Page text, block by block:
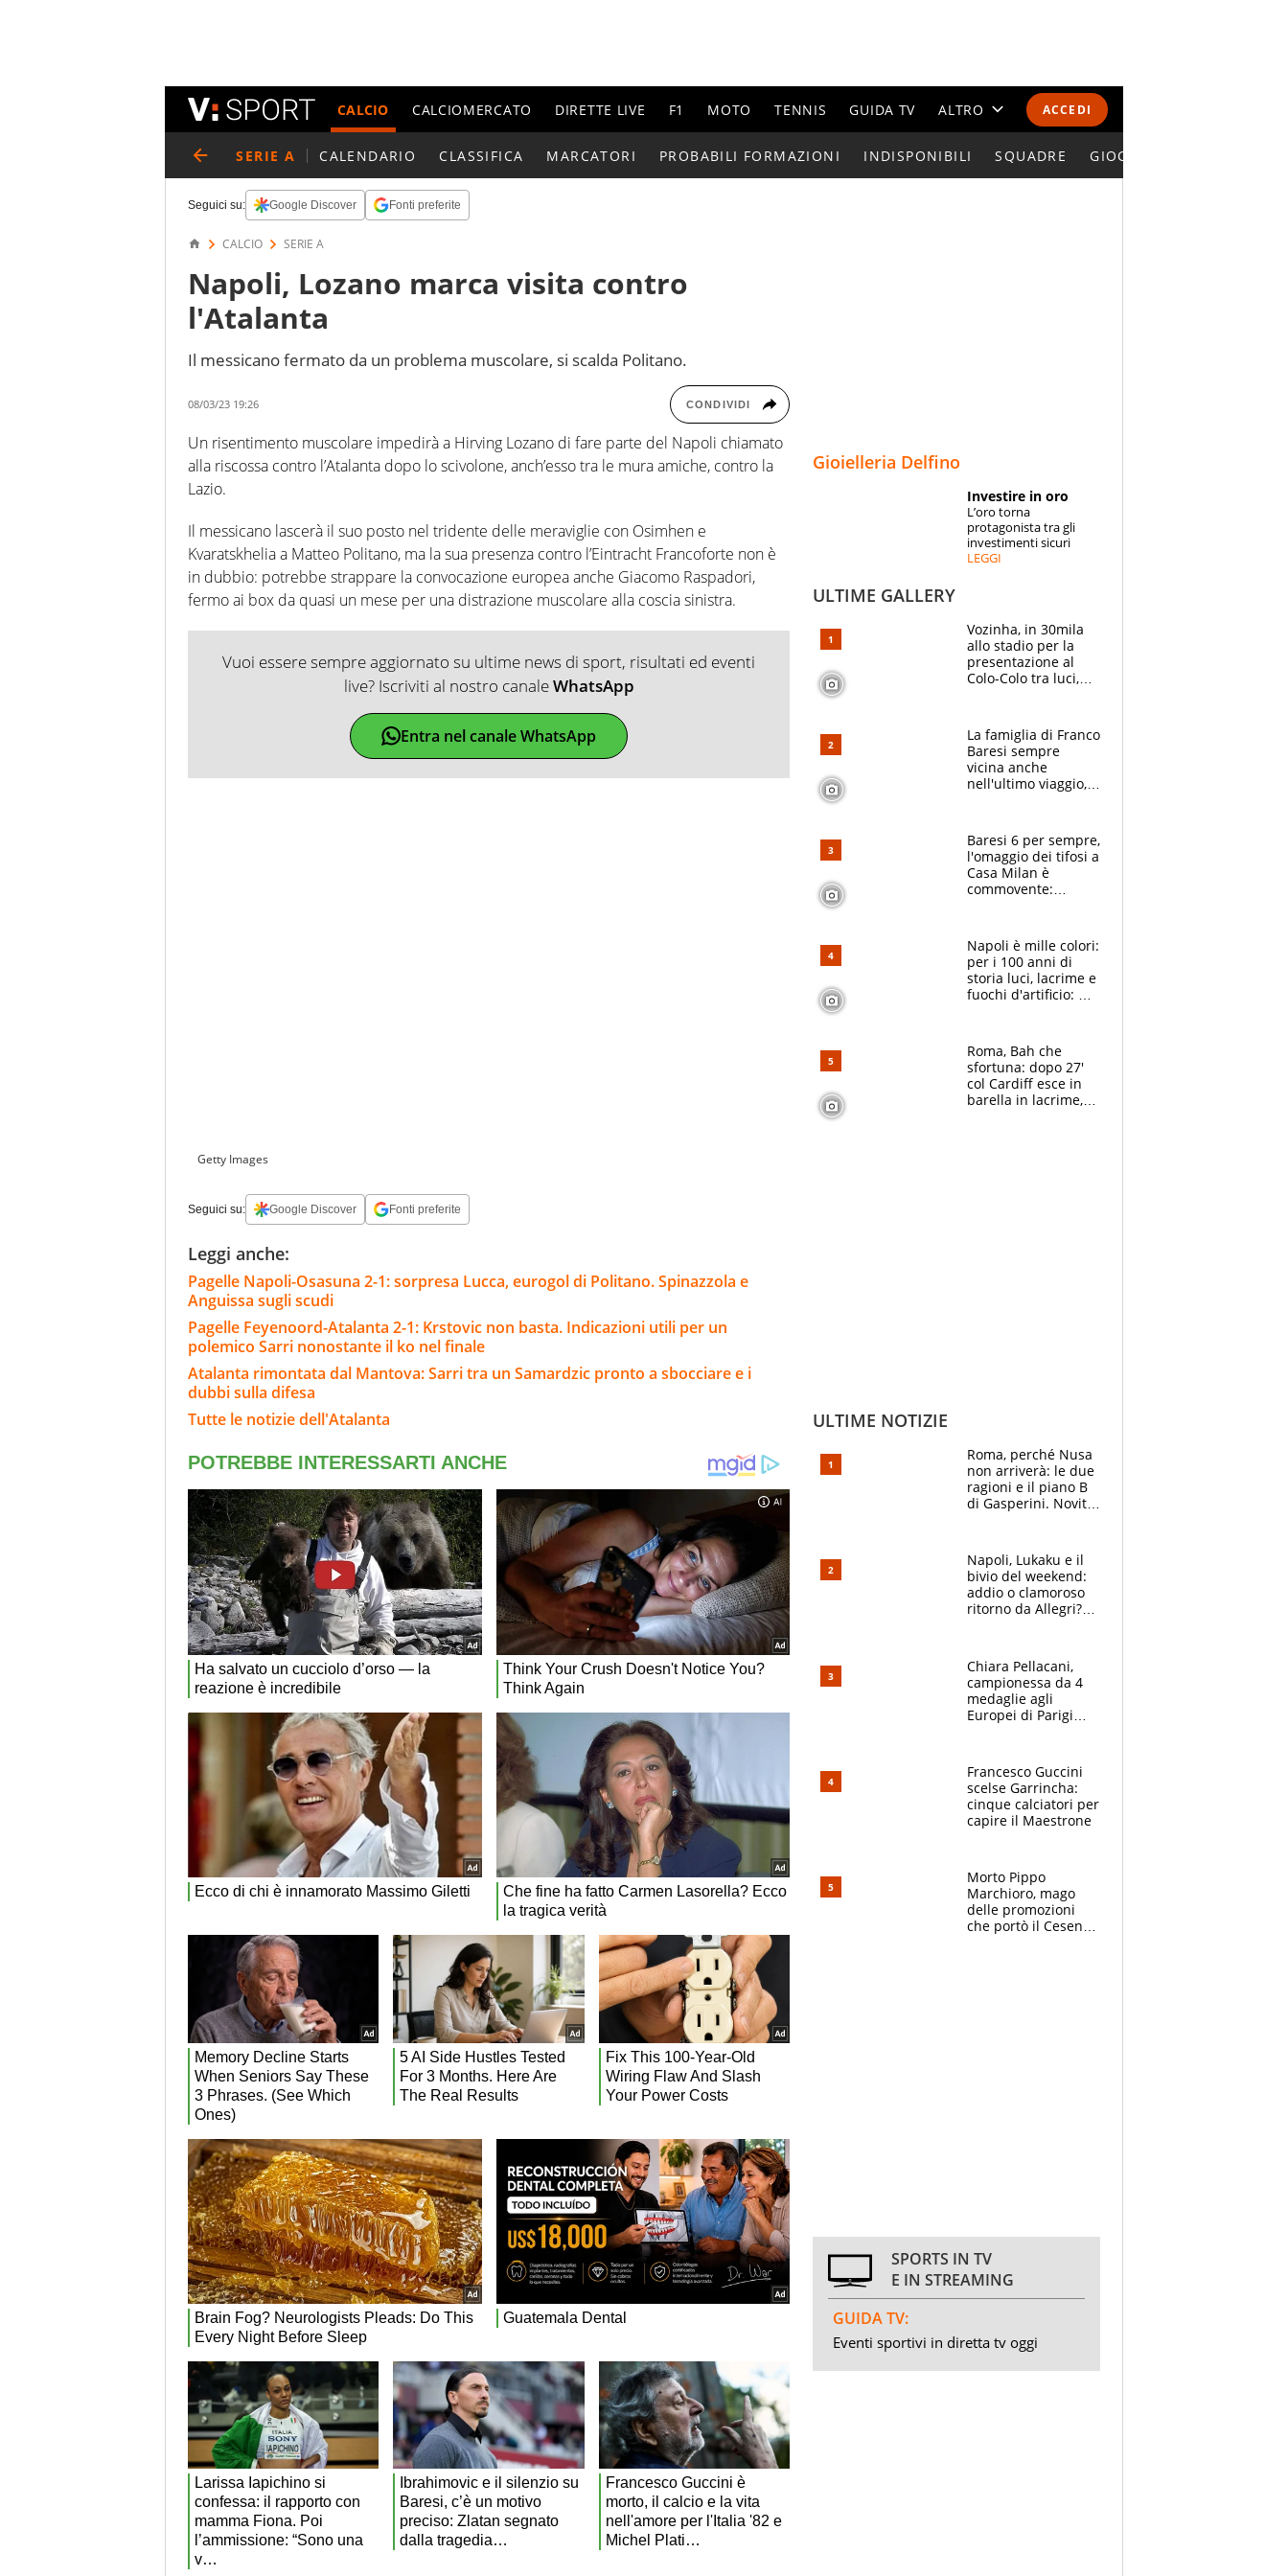
ACCEDI
CALCIO CALCIOMERCATO DIRETTE LIVE F1 MOTO TENNIS GUIDA TV ALTRO
CALENDARI E CLASSIFICHE
ESPERTI
SERIE A CALENDARIO CLASSIFICA MARCATORI PROBABILI FORMAZIONI INDISPONIBILI SQUADRE GIOCATORI SERIE A
Seguici su: Google Discover Fonti preferite
CALCIO SERIE A
Napoli, Lozano marca visita contro
l'Atalanta
Il messicano fermato da un problema muscolare, si scalda Politano.
08/03/23 19:26 CONDIVIDI
Un risentimento muscolare impedirà a Hirving Lozano di fare parte del Napoli chiamato
alla riscossa contro l’Atalanta dopo lo scivolone, anch’esso tra le mura amiche, contro la
Lazio.
Il messicano lascerà il suo posto nel tridente delle meraviglie con Osimhen e
Kvaratskhelia a Matteo Politano, ma la sua presenza contro l’Eintracht Francoforte non è
in dubbio: potrebbe strappare la convocazione europea anche Giacomo Raspadori,
fermo ai box da quasi un mese per una distrazione muscolare alla coscia sinistra.
Vuoi essere sempre aggiornato su ultime news di sport, risultati ed eventi
live? Iscriviti al nostro canaleWhatsApp
Entra nel canale WhatsApp
Getty Images
Seguici su: Google Discover Fonti preferite
Leggi anche:
Pagelle Napoli-Osasuna 2-1: sorpresa Lucca, eurogol di Politano. Spinazzola e
Anguissa sugli scudi
Pagelle Feyenoord-Atalanta 2-1: Krstovic non basta. Indicazioni utili per un
polemico Sarri nonostante il ko nel finale
Atalanta rimontata dal Mantova: Sarri tra un Samardzic pronto a sbocciare e i
dubbi sulla difesa
Tutte le notizie dell'Atalanta
Gioielleria Delfino
Investire in oro
L’oro torna
protagonista tra gli
investimenti sicuri
LEGGI
ULTIME GALLERY
Vozinha, in 30mila
allo stadio per la
presentazione al
Colo-Colo tra luci,
La famiglia di Franco
Baresi sempre
vicina anche
nell'ultimo viaggio,
circondati
dall'affetto dei tifosi
Baresi 6 per sempre,
l'omaggio dei tifosi a
Casa Milan è
commovente:
bigliettini
Napoli è mille colori:
per i 100 anni di
storia luci, lacrime e
fuochi d'artificio: De
Roma, Bah che
sfortuna: dopo 27'
col Cardiff esce in
barella in lacrime,
ULTIME NOTIZIE
Roma, perché Nusa
non arriverà: le due
ragioni e il piano B
di Gasperini. Novità
Napoli, Lukaku e il
bivio del weekend:
addio o clamoroso
ritorno da Allegri?
Chiara Pellacani,
campionessa da 4
medaglie agli
Europei di Parigi
giornalista, mamma
Francesca
Insegnante e il
fratello calciatore
Francesco Guccini
scelse Garrincha:
cinque calciatori per
capire il Maestrone
Morto Pippo
Marchioro, mago
delle promozioni
che portò il Cesena
SPORTS IN TV
E IN STREAMING
GUIDA TV:
Eventi sportivi in diretta tv oggi